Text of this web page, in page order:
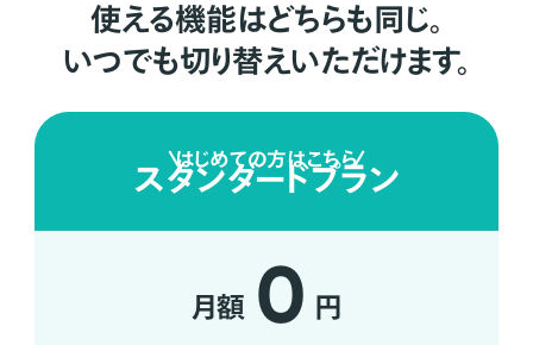
使える機能はどちらも同じ。
いつでも切り替えいただけます。
はじめての方はこちら
スタンダードプラン
月額 0 円